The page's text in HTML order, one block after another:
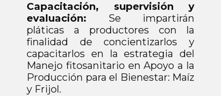
Capacitación, supervisión y
evaluación: Se impartirán
pláticas a productores con la
finalidad de concientizarlos y
capacitarlos en la estrategia del
Manejo fitosanitario en Apoyo a la
Producción para el Bienestar: Maíz
y Frijol.